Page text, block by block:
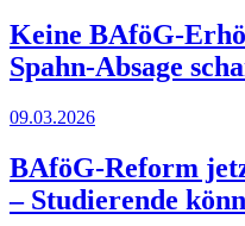
Keine BAföG-
Spahn-Absage
09.03.2026
BAföG-Reform
– Studierende